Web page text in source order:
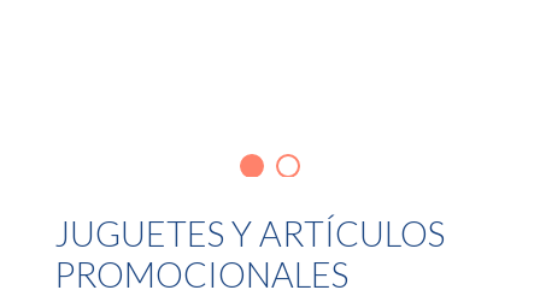
JUGUETES Y ARTÍCULOS
PROMOCIONALES